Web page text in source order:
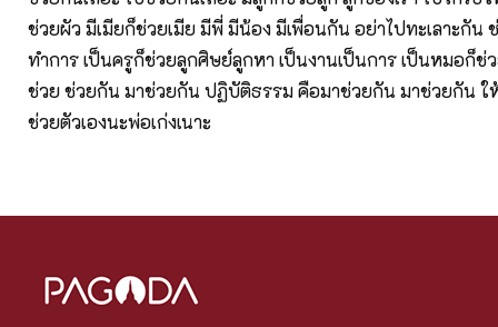
ช่วยผัว มีเมียก็ช่วยเมีย มีพี่ มีน้อง มีเพื่อนกัน อย่าไปทะเลาะกัน
ทำการ เป็นครูก็ช่วยลูกศิษย์ลูกหา เป็นงานเป็นการ เป็นหมอก็ช่
ช่วย ช่วยกัน มาช่วยกัน ปฏิบัติธรรม คือมาช่วยกัน มาช่วยกัน
ช่วยตัวเองนะพ่อเก่งเนาะ